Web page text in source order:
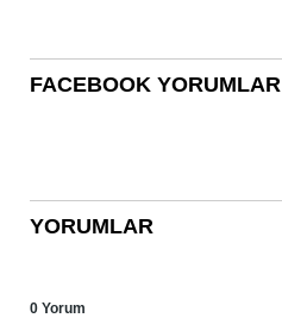
FACEBOOK YORUMLAR
YORUMLAR
0 Yorum